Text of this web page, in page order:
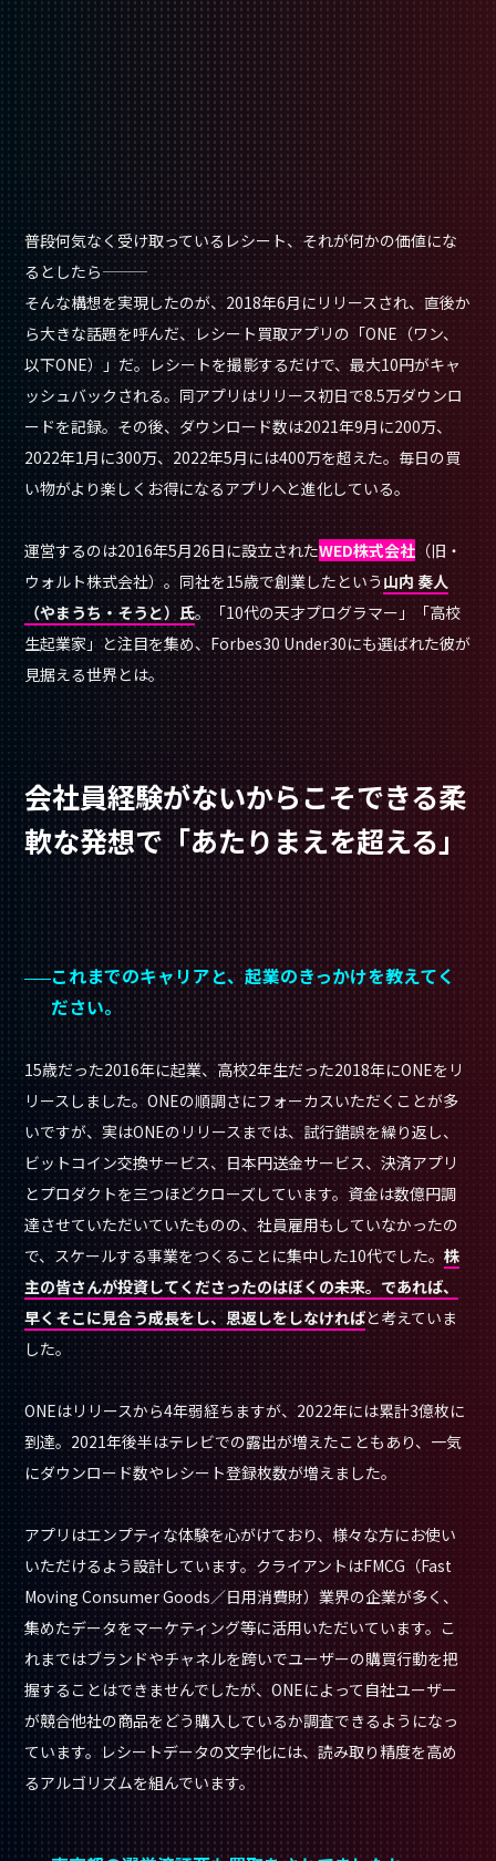
普段何気なく受け取っているレシート、それが何かの価値にな
るとしたら⸻
そんな構想を実現したのが、2018年6月にリリースされ、直後か
ら大きな話題を呼んだ、レシート買取アプリの「ONE（ワン、
以下ONE）」だ。レシートを撮影するだけで、最大10円がキャ
ッシュバックされる。同アプリはリリース初日で8.5万ダウンロ
ードを記録。その後、ダウンロード数は2021年9月に200万、
2022年1月に300万、2022年5月には400万を超えた。毎日の買
い物がより楽しくお得になるアプリへと進化している。
運営するのは2016年5月26日に設立されたWED株式会社 （旧・
ウォルト株式会社）。同社を15歳で創業したという山内 奏人
（やまうち・そうと）氏。「10代の天才プログラマー」「高校
生起業家」と注目を集め、Forbes30 Under30にも選ばれた彼が
見据える世界とは。
会社員経験がないからこそできる柔
軟な発想で「あたりまえを超える」
これまでのキャリアと、起業のきっかけを教えてく
ださい。
15歳だった2016年に起業、高校2年生だった2018年にONEをリ
リースしました。ONEの順調さにフォーカスいただくことが多
いですが、実はONEのリリースまでは、試行錯誤を繰り返し、
ビットコイン交換サービス、日本円送金サービス、決済アプリ
とプロダクトを三つほどクローズしています。資金は数億円調
達させていただいていたものの、社員雇用もしていなかったの
で、スケールする事業をつくることに集中した10代でした。株
主の皆さんが投資してくださったのはぼくの未来。であれば、
早くそこに見合う成長をし、恩返しをしなければと考えていま
した。
ONEはリリースから4年弱経ちますが、2022年には累計3億枚に
到達。2021年後半はテレビでの露出が増えたこともあり、一気
にダウンロード数やレシート登録枚数が増えました。
アプリはエンプティな体験を心がけており、様々な方にお使い
いただけるよう設計しています。クライアントはFMCG（Fast
Moving Consumer Goods／日用消費財）業界の企業が多く、
集めたデータをマーケティング等に活用いただいています。こ
れまではブランドやチャネルを跨いでユーザーの購買行動を把
握することはできませんでしたが、ONEによって自社ユーザー
が競合他社の商品をどう購入しているか調査できるようになっ
ています。レシートデータの文字化には、読み取り精度を高め
るアルゴリズムを組んでいます。